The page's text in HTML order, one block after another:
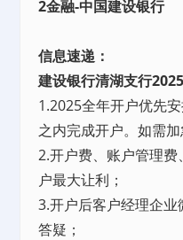
2金融-中国建设银行
信息速递：
建设银行清湖支行
1.2025全年开户优先
之内完成开户。如需
2.开户费、账户管理
户最大让利；
3.开户后客户经理企
答疑；